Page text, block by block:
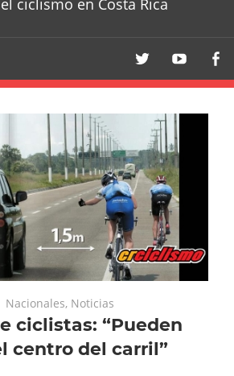
ciclismo en Costa Rica
Nacionales, Noticias
ciclistas: “Pueden
centro del carril”